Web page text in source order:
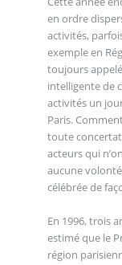
en ordre
activités,
exemple en
toujours
intelligente de
activités un
Paris.
toute
acteurs qui
aucune
célébrée de
En 1996, trois
estimé que le
région